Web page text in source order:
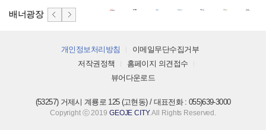
배너광장
개인정보처리방침
이메일무단수집거부
저작권정책
홈페이지 의견접수
뷰어다운로드
(53257) 거제시 계룡로 125 (고현동) / 대표전화 : 055)639-3000
Copyright ⓒ 2019 GEOJE CITY. All Rights Reserved.